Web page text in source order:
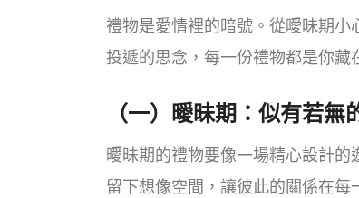
禮物是愛情裡的暗號。從曖昧期
投遞的思念，每一份禮物都是你
（一）曖昧期：似有若無
曖昧期的禮物要像一場精心設計
留下想像空間，讓彼此的關係在每